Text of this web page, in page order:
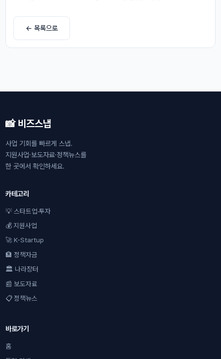
← 목록으로
📸 비즈스냅
사업 기회를 빠르게 스냅.
지원사업·보도자료·정책뉴스를
한 곳에서 확인하세요.
카테고리
💡 스타트업·투자
💰 지원사업
🚀 K-Startup
🏦 정책자금
🏛 나라장터
📰 보도자료
📋 정책뉴스
바로가기
홈